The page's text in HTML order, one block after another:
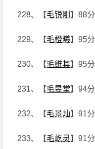
228、【毛锐刚 】88分
229、【毛橙曦】95分
230、【毛维其】95分
231、【毛昱堂】94分
232、【毛景灿】91分
233、【毛屹灵】91分